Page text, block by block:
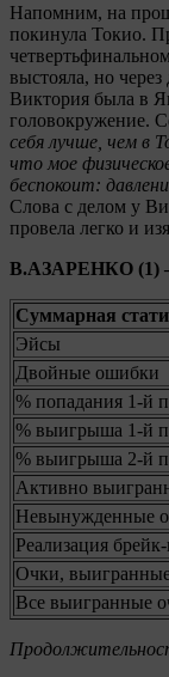
Напомним, на
покинула Токио.
выстояла, но
Виктория была в
головокружение.
себя лучше, чем в
что мое
беспокоит:
Слова с делом у
провела легко и
В.АЗАРЕНКО (1)
Суммарная
Эйсы
Двойные ошибки
% попадания 1-й
% выигрыша 1-й
% выигрыша 2-й
Активно
Невынужденные
Реализация
Очки,
Все выигранные